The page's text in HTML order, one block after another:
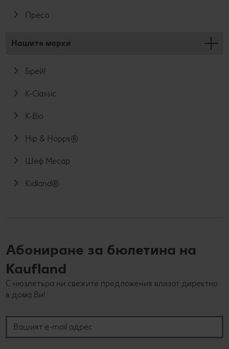
Преса
Нашите марки
Брей!
K-Classic
K-Bio
Hip & Hopps®
Шеф Месар
Kidland®
Абониране за бюлетина на
Kaufland
С нюзлетъра ни свежите предложения влизат директно
в дома Ви!